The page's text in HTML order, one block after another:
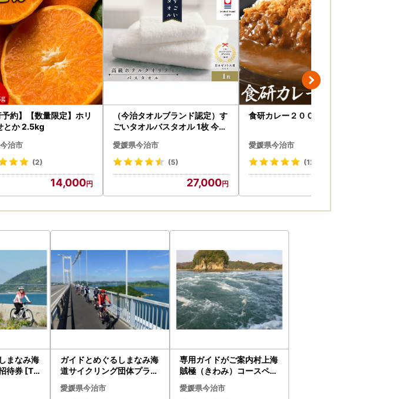
予約】【数量限定】ホリ
とか 2.5kg
治市
(2)
14,000
（今治タオルブランド認定）す
ごいタオルバスタオル 1枚 今治
T1]
愛媛県今治市
(5)
27,000
食研カレー２００ｇ×３０袋
愛媛県今治市
(12)
まなみ海
待券 [TD
ガイドとめぐるしまなみ海
道サイクリング団体プラン
（5名様まで）招待券 [TF
09010]
愛媛県今治市
専用ガイドがご案内村上海
賊極（きわみ）コースペア
招待券 [TF09040]
愛媛県今治市